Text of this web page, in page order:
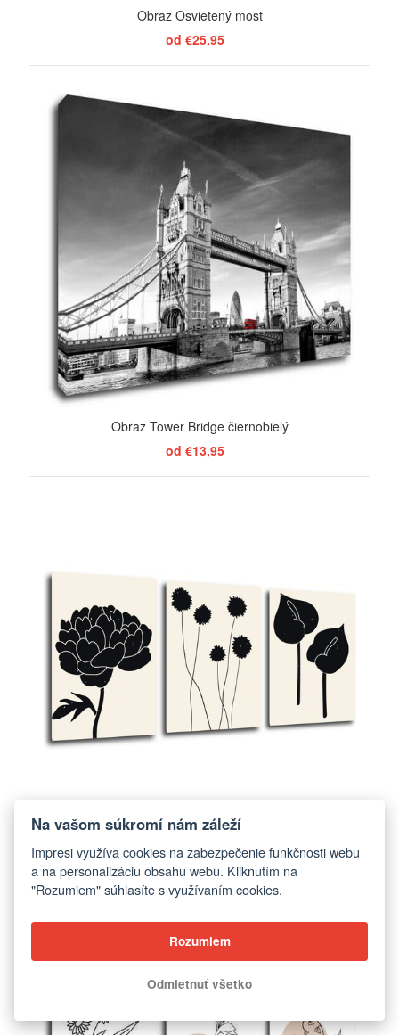
Obraz Osvietený most
od €25,95
Obraz Tower Bridge čiernobielý
od €13,95
od €93,00
Na vašom súkromí nám záleží
Impresi využíva cookies na zabezpečenie funkčnosti webu
a na personalizáciu obsahu webu. Kliknutím na
"Rozumiem" súhlasíte s využívaním cookies.
Rozumiem
Odmietnuť všetko